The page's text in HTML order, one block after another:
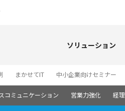
ソリューション
まかせてIT 中小企業向けセミナー
コミュニケーション 営業力強化 経理